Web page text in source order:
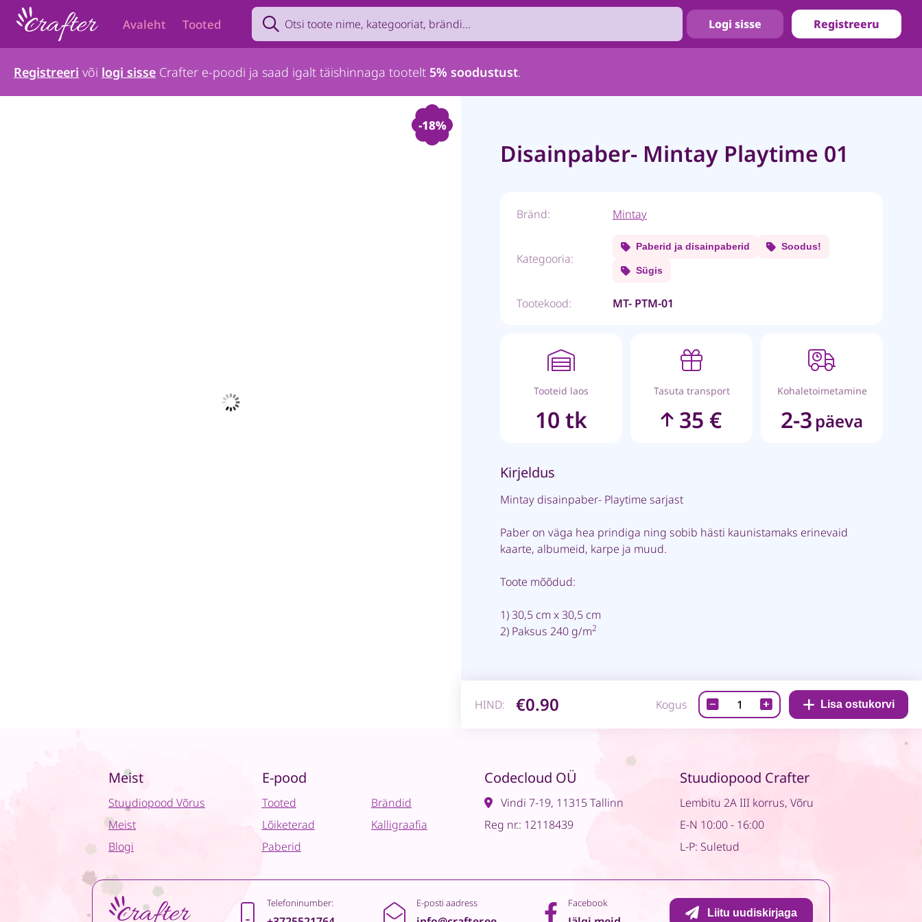
Avaleht Tooted
Search product by name, brand, category...
Logi sisse Registreeru
Registreeri või logi sisse Crafter e-poodi ja saad igalt täishinnaga tootelt 5% soodustust.
-18%
Disainpaber- Mintay Playtime 01
Bränd: Mintay
Kategooria:
Paberid ja disainpaberid Soodus!
Sügis
Tootekood: MT- PTM-01
Tooteid laos
10 tk
Tasuta transport
35 €
Kohaletoimetamine
2-3 päeva
Kirjeldus
Mintay disainpaber- Playtime sarjast
Paber on väga hea prindiga ning sobib hästi kaunistamaks erinevaid
kaarte, albumeid, karpe ja muud.
Toote mõõdud:
1) 30,5 cm x 30,5 cm
2) Paksus 240 g/m2
HIND: €0.90 Kogus
Disainpaber-
Mintay
quantity
Lisa ostukorvi
Meist
Stuudiopood Võrus
Meist
Blogi
E-pood
Tooted
Lõiketerad
Paberid
Brändid
Kalligraafia
Codecloud OÜ
Vindi 7-19, 11315 Tallinn
Reg nr.: 12118439
Stuudiopood Crafter
Lembitu 2A III korrus, Võru
E-N 10:00 - 16:00
L-P: Suletud
Telefoninumber: E-posti aadress Facebook
Liitu uudiskirjaga